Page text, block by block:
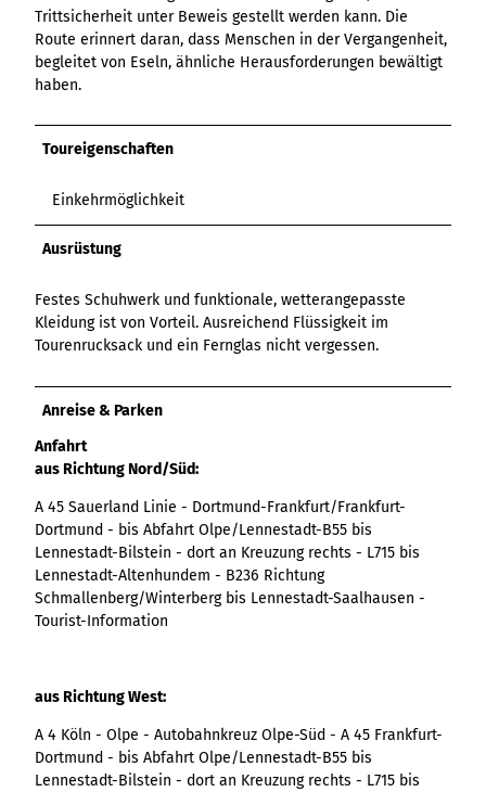
Trittsicherheit unter Beweis gestellt werden kann. Die
Route erinnert daran, dass Menschen in der Vergangenheit,
begleitet von Eseln, ähnliche Herausforderungen bewältigt
haben.
Toureigenschaften
Einkehrmöglichkeit
Ausrüstung
Festes Schuhwerk und funktionale, wetterangepasste
Kleidung ist von Vorteil. Ausreichend Flüssigkeit im
Tourenrucksack und ein Fernglas nicht vergessen.
Anreise & Parken
Anfahrt
aus Richtung Nord/Süd:
A 45 Sauerland Linie - Dortmund-Frankfurt/Frankfurt-
Dortmund - bis Abfahrt Olpe/Lennestadt-B55 bis
Lennestadt-Bilstein - dort an Kreuzung rechts - L715 bis
Lennestadt-Altenhundem - B236 Richtung
Schmallenberg/Winterberg bis Lennestadt-Saalhausen -
Tourist-Information
aus Richtung West:
A 4 Köln - Olpe - Autobahnkreuz Olpe-Süd - A 45 Frankfurt-
Dortmund - bis Abfahrt Olpe/Lennestadt-B55 bis
Lennestadt-Bilstein - dort an Kreuzung rechts - L715 bis